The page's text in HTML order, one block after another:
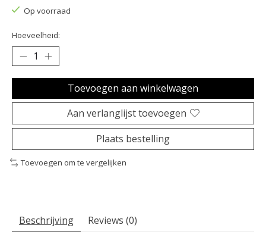
Op voorraad
Hoeveelheid:
Toevoegen aan winkelwagen
Aan verlanglijst toevoegen
Plaats bestelling
Toevoegen om te vergelijken
Beschrijving Reviews (0)